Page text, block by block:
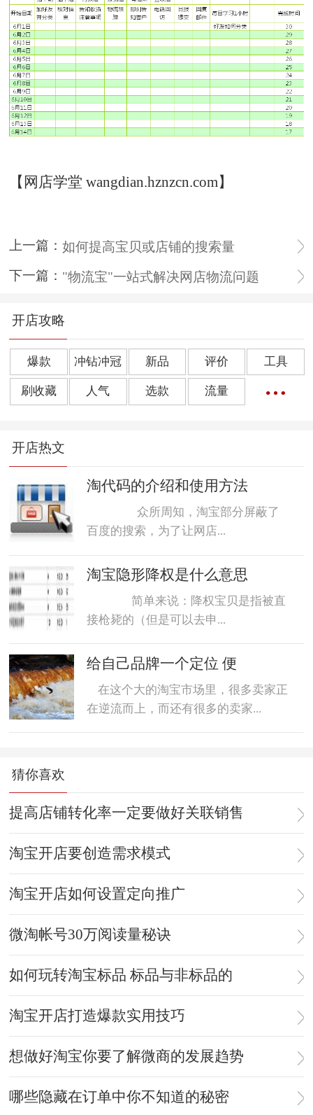
【网店学堂 wangdian.hznzcn.com】
上一篇：如何提高宝贝或店铺的搜索量
下一篇： "物流宝"一站式解决网店物流问题
开店攻略
爆款 冲钻冲冠 新品 评价 工具
刷收藏 人气 选款 流量
转化率
数据魔方 好评语 网店起名
开店热文
淘代码的介绍和使用方法
众所周知，淘宝部分屏蔽了
百度的搜索，为了让网店...
淘宝隐形降权是什么意思
简单来说：降权宝贝是指被直
接枪毙的（但是可以去申...
给自己品牌一个定位 便
在这个大的淘宝市场里，很多卖家正
在逆流而上，而还有很多的卖家...
猜你喜欢
提高店铺转化率一定要做好关联销售
淘宝开店要创造需求模式
淘宝开店如何设置定向推广
微淘帐号30万阅读量秘诀
如何玩转淘宝标品 标品与非标品的
淘宝开店打造爆款实用技巧
想做好淘宝你要了解微商的发展趋势
哪些隐藏在订单中你不知道的秘密